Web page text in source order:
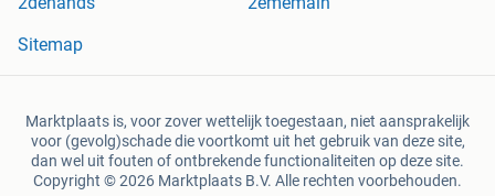
Sitemap
Marktplaats is, voor zover wettelijk toegestaan, niet aansprakelijk
voor (gevolg)schade die voortkomt uit het gebruik van deze site,
dan wel uit fouten of ontbrekende functionaliteiten op deze site.
Copyright © 2026 Marktplaats B.V. Alle rechten voorbehouden.